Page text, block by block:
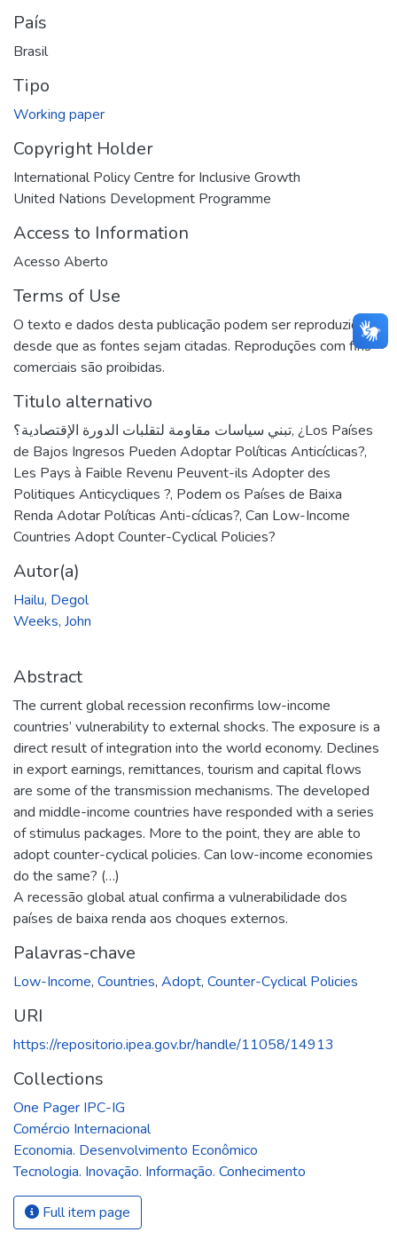
País
Brasil
Tipo
Working paper
Copyright Holder
International Policy Centre for Inclusive Growth
United Nations Development Programme
Access to Information
Acesso Aberto
Terms of Use
O texto e dados desta publicação podem ser reproduzidos
desde que as fontes sejam citadas. Reproduções com fins
comerciais são proibidas.
Titulo alternativo
تبني سياسات مقاومة لتقلبات الدورة الإقتصادية؟, ¿Los Países
de Bajos Ingresos Pueden Adoptar Políticas Anticíclicas?,
Les Pays à Faible Revenu Peuvent-ils Adopter des
Politiques Anticycliques ?, Podem os Países de Baixa
Renda Adotar Políticas Anti-cíclicas?, Can Low-Income
Countries Adopt Counter-Cyclical Policies?
Autor(a)
Hailu, Degol
Weeks, John
Abstract
The current global recession reconfirms low-income
countries’ vulnerability to external shocks. The exposure is a
direct result of integration into the world economy. Declines
in export earnings, remittances, tourism and capital flows
are some of the transmission mechanisms. The developed
and middle-income countries have responded with a series
of stimulus packages. More to the point, they are able to
adopt counter-cyclical policies. Can low-income economies
do the same? (…)
A recessão global atual confirma a vulnerabilidade dos
países de baixa renda aos choques externos.
Palavras-chave
Low-Income, Countries, Adopt, Counter-Cyclical Policies
URI
https://repositorio.ipea.gov.br/handle/11058/14913
Collections
One Pager IPC-IG
Comércio Internacional
Economia. Desenvolvimento Econômico
Tecnologia. Inovação. Informação. Conhecimento
Full item page